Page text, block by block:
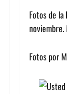
Fotos de
noviembre.
Fotos por